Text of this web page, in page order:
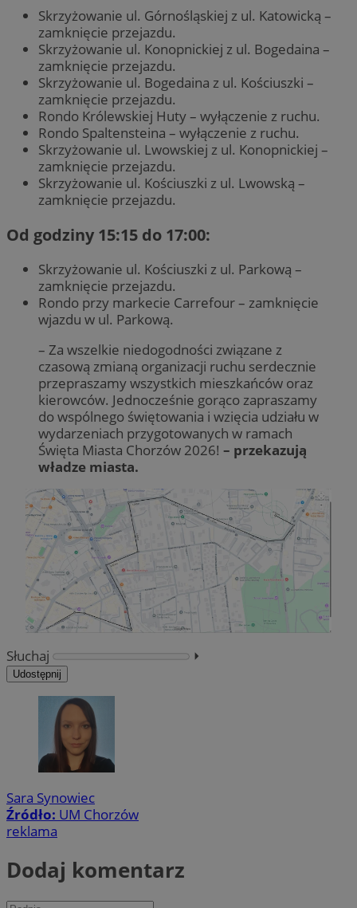
Skrzyżowanie ul. Górnośląskiej z ul. Katowicką –
zamknięcie przejazdu.
Skrzyżowanie ul. Konopnickiej z ul. Bogedaina –
zamknięcie przejazdu.
Skrzyżowanie ul. Bogedaina z ul. Kościuszki –
zamknięcie przejazdu.
Rondo Królewskiej Huty – wyłączenie z ruchu.
Rondo Spaltensteina – wyłączenie z ruchu.
Skrzyżowanie ul. Lwowskiej z ul. Konopnickiej –
zamknięcie przejazdu.
Skrzyżowanie ul. Kościuszki z ul. Lwowską –
zamknięcie przejazdu.
Od godziny 15:15 do 17:00:
Skrzyżowanie ul. Kościuszki z ul. Parkową –
zamknięcie przejazdu.
Rondo przy markecie Carrefour – zamknięcie
wjazdu w ul. Parkową.
– Za wszelkie niedogodności związane z
czasową zmianą organizacji ruchu serdecznie
przepraszamy wszystkich mieszkańców oraz
kierowców. Jednocześnie gorąco zapraszamy
do wspólnego świętowania i wzięcia udziału w
wydarzeniach przygotowanych w ramach
Święta Miasta Chorzów 2026! – przekazują
władze miasta.
Słuchaj ⏵︎
Udostępnij
Sara Synowiec
Źródło: UM Chorzów
reklama
Dodaj komentarz